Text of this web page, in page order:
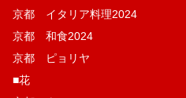
京都 イタリア料理2024
京都 和食2024
京都 ピョリヤ
■花